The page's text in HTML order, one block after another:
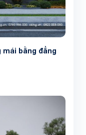
bằng đẳng